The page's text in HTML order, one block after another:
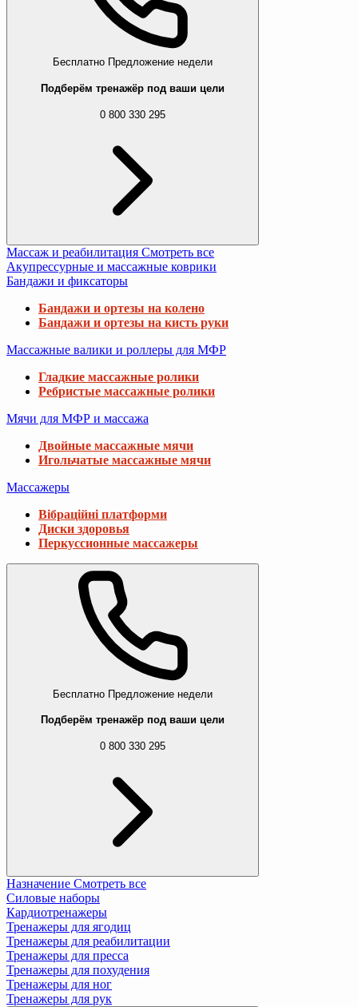
Бесплатно Предложение недели
Подберём тренажёр под ваши цели
0 800 330 295
Массаж и реабилитация Смотреть все
Акупрессурные и массажные коврики
Бандажи и фиксаторы
Бандажи и ортезы на колено
Бандажи и ортезы на кисть руки
Массажные валики и роллеры для МФР
Гладкие массажные ролики
Ребристые массажные ролики
Мячи для МФР и массажа
Двойные массажные мячи
Игольчатые массажные мячи
Массажеры
Вібраційні платформи
Диски здоровья
Перкуссионные массажеры
Бесплатно Предложение недели
Подберём тренажёр под ваши цели
0 800 330 295
Назначение Смотреть все
Силовые наборы
Кардиотренажеры
Тренажеры для ягодиц
Тренажеры для реабилитации
Тренажеры для пресса
Тренажеры для похудения
Тренажеры для ног
Тренажеры для рук